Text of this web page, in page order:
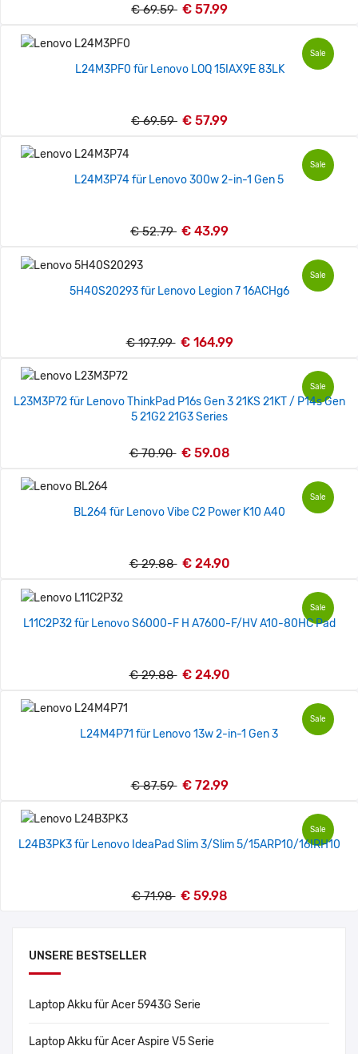
UNSERE BESTSELLER
Laptop Akku für Acer 5943G Serie
Laptop Akku für Acer Aspire V5 Serie
€ 69.59 € 57.99
Sale
L24M3PF0 für Lenovo LOQ 15IAX9E 83LK
€ 69.59 € 57.99
Sale
L24M3P74 für Lenovo 300w 2-in-1 Gen 5
€ 52.79 € 43.99
Sale
5H40S20293 für Lenovo Legion 7 16ACHg6
€ 197.99 € 164.99
Sale
L23M3P72 für Lenovo ThinkPad P16s Gen 3 21KS 21KT / P14s Gen
5 21G2 21G3 Series
€ 70.90 € 59.08
Sale
BL264 für Lenovo Vibe C2 Power K10 A40
€ 29.88 € 24.90
Sale
L11C2P32 für Lenovo S6000-F H A7600-F/HV A10-80HC Pad
€ 29.88 € 24.90
Sale
L24M4P71 für Lenovo 13w 2-in-1 Gen 3
€ 87.59 € 72.99
Sale
L24B3PK3 für Lenovo IdeaPad Slim 3/Slim 5/15ARP10/16IRH10
€ 71.98 € 59.98